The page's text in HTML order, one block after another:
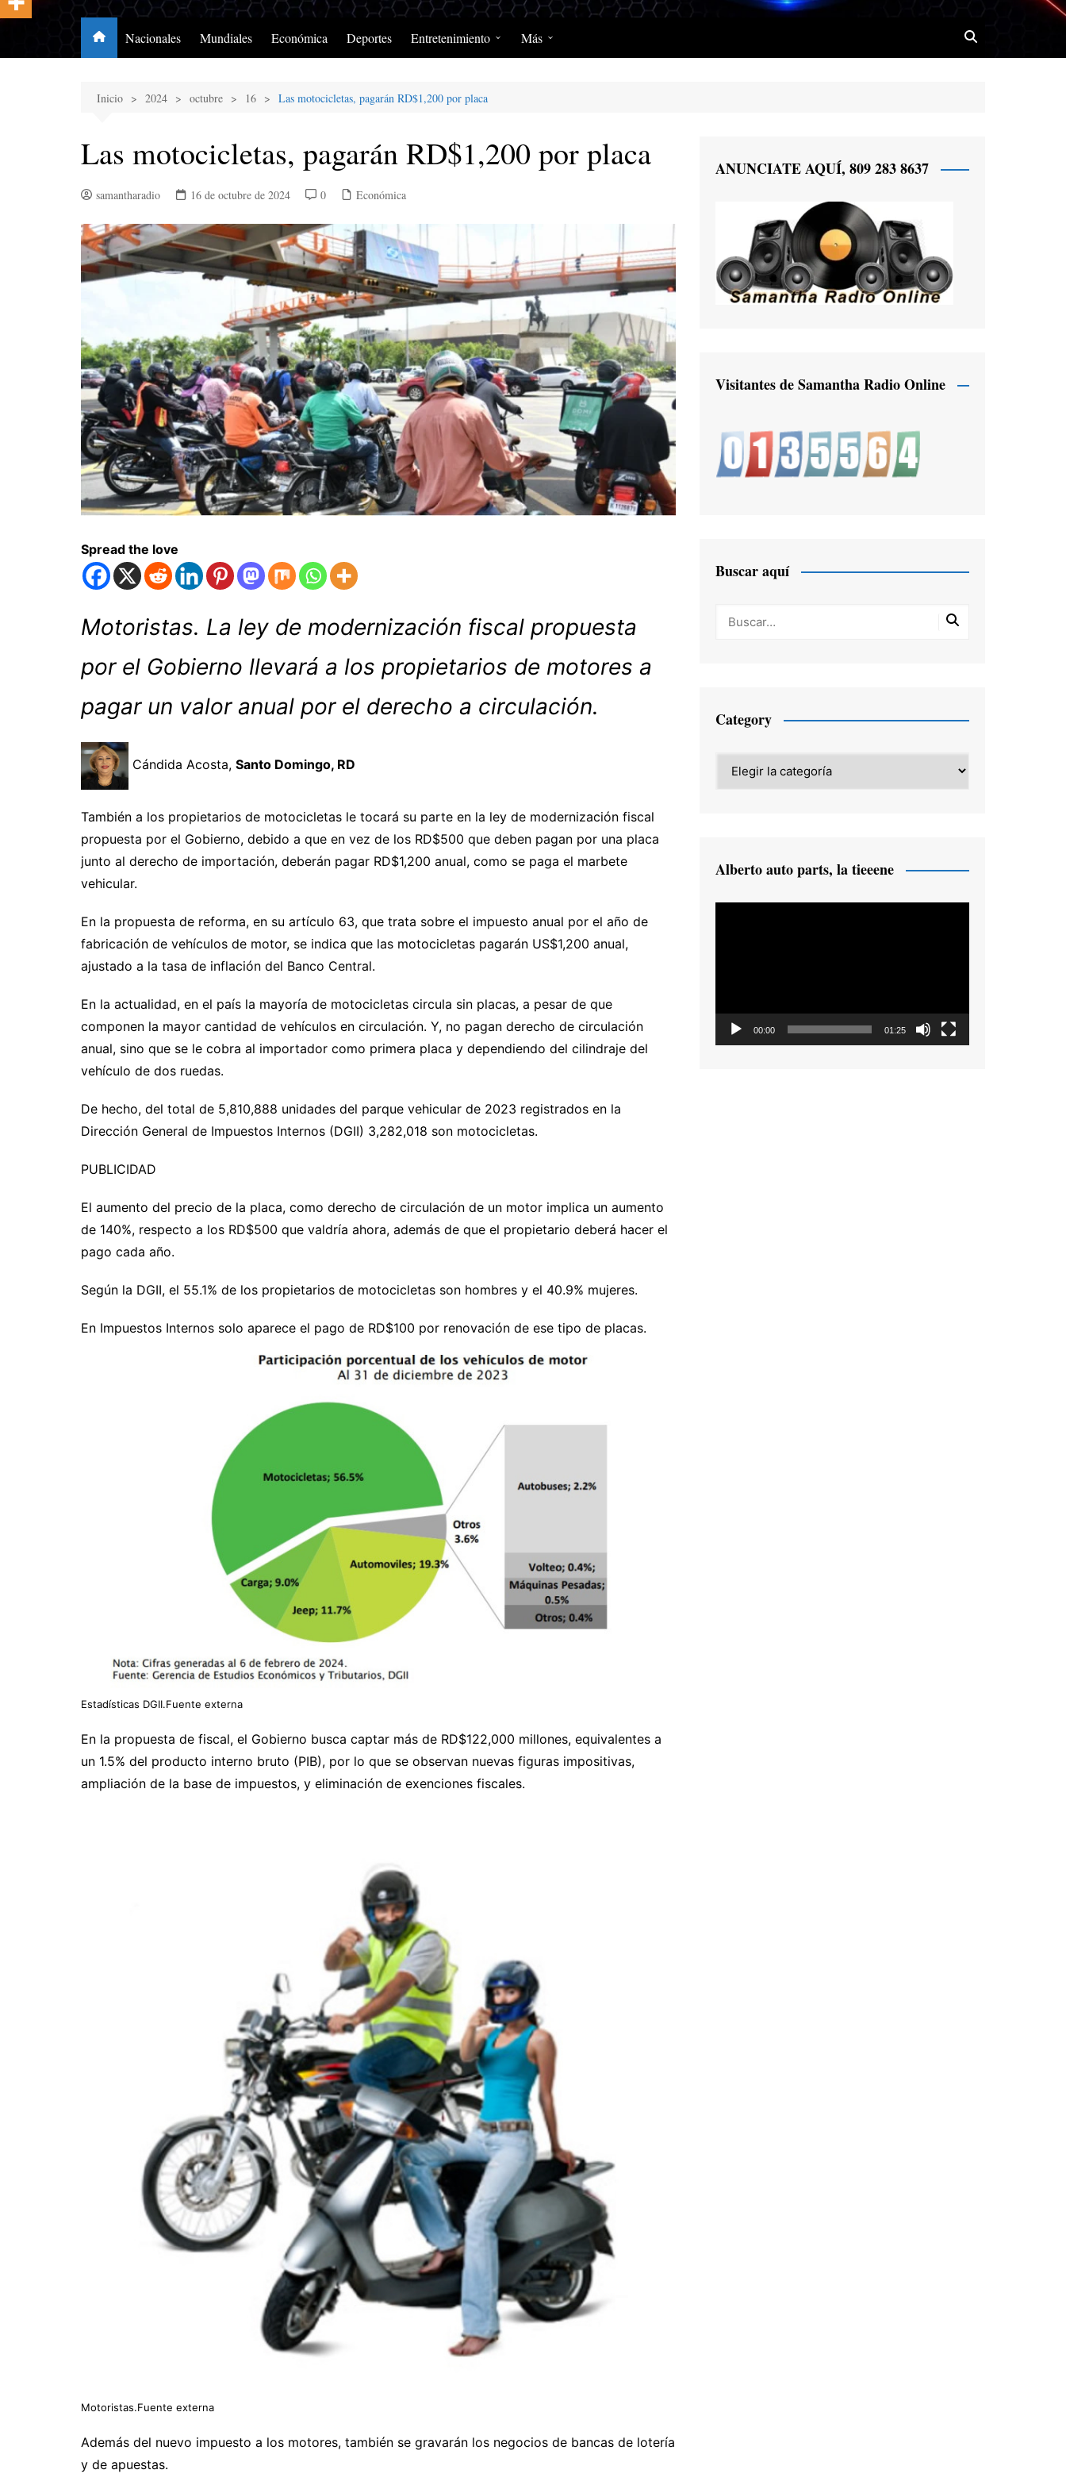
Nacionales Mundiales Económica Deportes Entretenimiento
MerengClásicos
Más
Inicio 2024 octubre 16 Las motocicletas, pagarán RD$1,200 por placa
Las motocicletas, pagarán RD$1,200 por placa
samantharadio 16 de octubre de 2024 0 Económica
Spread the love
Motoristas. La ley de modernización fiscal propuesta
por el Gobierno llevará a los propietarios de motores a
pagar un valor anual por el derecho a circulación.
Cándida Acosta, Santo Domingo, RD
También a los propietarios de motocicletas le tocará su parte en la ley de modernización fiscal
propuesta por el Gobierno, debido a que en vez de los RD$500 que deben pagan por una placa
junto al derecho de importación, deberán pagar RD$1,200 anual, como se paga el marbete
vehicular.
En la propuesta de reforma, en su artículo 63, que trata sobre el impuesto anual por el año de
fabricación de vehículos de motor, se indica que las motocicletas pagarán US$1,200 anual,
ajustado a la tasa de inflación del Banco Central.
En la actualidad, en el país la mayoría de motocicletas circula sin placas, a pesar de que
componen la mayor cantidad de vehículos en circulación. Y, no pagan derecho de circulación
anual, sino que se le cobra al importador como primera placa y dependiendo del cilindraje del
vehículo de dos ruedas.
De hecho, del total de 5,810,888 unidades del parque vehicular de 2023 registrados en la
Dirección General de Impuestos Internos (DGII) 3,282,018 son motocicletas.
PUBLICIDAD
El aumento del precio de la placa, como derecho de circulación de un motor implica un aumento
de 140%, respecto a los RD$500 que valdría ahora, además de que el propietario deberá hacer el
pago cada año.
Según la DGII, el 55.1% de los propietarios de motocicletas son hombres y el 40.9% mujeres.
En Impuestos Internos solo aparece el pago de RD$100 por renovación de ese tipo de placas.
Estadísticas DGII.Fuente externa
En la propuesta de fiscal, el Gobierno busca captar más de RD$122,000 millones, equivalentes a
un 1.5% del producto interno bruto (PIB), por lo que se observan nuevas figuras impositivas,
ampliación de la base de impuestos, y eliminación de exenciones fiscales.
Motoristas.Fuente externa
Además del nuevo impuesto a los motores, también se gravarán los negocios de bancas de lotería
y de apuestas.
ANUNCIATE AQUÍ, 809 283 8637
Visitantes de Samantha Radio Online
Buscar aquí
Category
Alberto auto parts, la tieeene
00:00 01:25